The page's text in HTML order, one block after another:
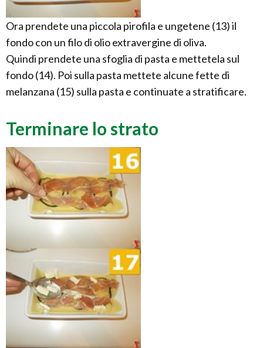
Ora prendete una piccola pirofila e ungetene (13) il
fondo con un filo di olio extravergine di oliva.
Quindi prendete una sfoglia di pasta e mettetela sul
fondo (14). Poi sulla pasta mettete alcune fette di
melanzana (15) sulla pasta e continuate a stratificare.
Terminare lo strato